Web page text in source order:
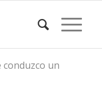
conduzco un